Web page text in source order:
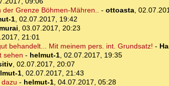
Grenze Böhmen-Mähren.. - ottoasta,
1, 02.07.2017, 19:42
, 03.07.2017, 20:23
21:01
behandelt... Mit meinem pers. int. Grundsatz! -
sehen - helmut-1, 02.07.2017, 19:35
, 02.07.2017, 20:07
1, 02.07.2017, 21:43
- helmut-1, 04.07.2017, 05:28